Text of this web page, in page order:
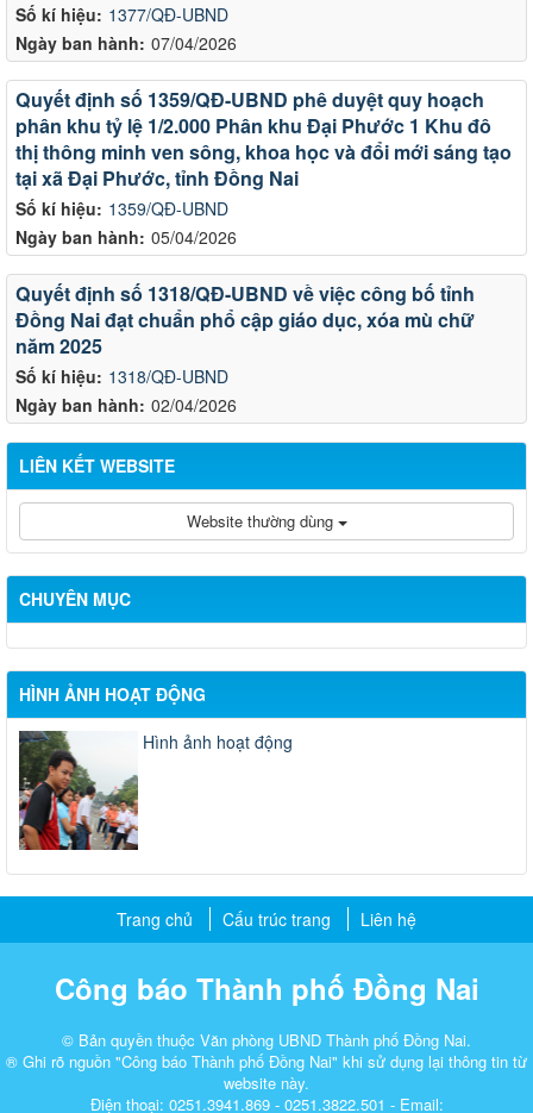
Số kí hiệu: 1377/QĐ-UBND
Ngày ban hành: 07/04/2026
Số kí hiệu: 1359/QĐ-UBND
Ngày ban hành: 05/04/2026
Quyết định số 1359/QĐ-UBND phê duyệt quy hoạch
phân khu tỷ lệ 1/2.000 Phân khu Đại Phước 1 Khu đô
thị thông minh ven sông, khoa học và đổi mới sáng tạo
tại xã Đại Phước, tỉnh Đồng Nai
Số kí hiệu: 1318/QĐ-UBND
Ngày ban hành: 02/04/2026
Quyết định số 1318/QĐ-UBND về việc công bố tỉnh
Đồng Nai đạt chuẩn phổ cập giáo dục, xóa mù chữ
năm 2025
LIÊN KẾT WEBSITE
Website thường dùng
CHUYÊN MỤC
HÌNH ẢNH HOẠT ĐỘNG
Hình ảnh hoạt động
Trang chủ Cấu trúc trang Liên hệ
Công báo Thành phố Đồng Nai
© Bản quyền thuộc Văn phòng UBND Thành phố Đồng Nai.
® Ghi rõ nguồn "Công báo Thành phố Đồng Nai" khi sử dụng lại thông tin từ
website này.
Điện thoại: 0251.3941.869 - 0251.3822.501 - Email: